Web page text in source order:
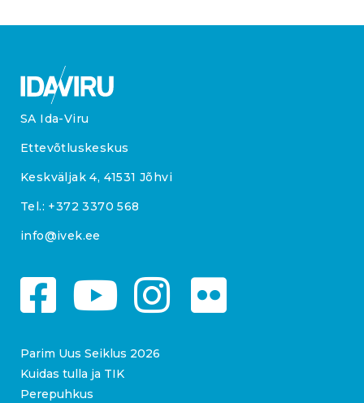
SA Ida-Viru
Ettevõtluskeskus
Keskväljak 4, 41531 Jõhvi
Tel.: +372 3370 568
info@ivek.ee
Parim Uus Seiklus 2026
Kuidas tulla ja TIK
Perepuhkus